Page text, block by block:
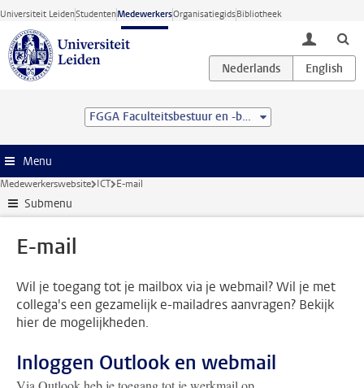
Ga direct naar de inhoud
Universiteit LeidenStudentenMedewerkersOrganisatiegidsBibliotheek
toggle
FGGA Faculteitsbestuur en -bureau
Menu
Medewerkerswebsite ICT E-mail
Submenu
E-mail
Wil je toegang tot je mailbox via je webmail? Wil je met
collega's een gezamelijk e-mailadres aanvragen? Bekijk
hier de mogelijkheden.
Inloggen Outlook en webmail